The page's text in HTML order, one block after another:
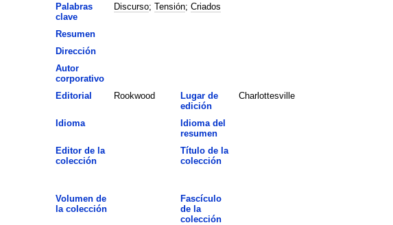
Palabras
clave
Discurso; Tensión; Criados
Resumen
Dirección
Autor
corporativo
Editorial Rookwood
Lugar de
edición
Charlottesville
Idioma
Idioma del
resumen
Editor de la
colección
Título de la
colección
Volumen de
la colección
Fascículo
de la
colección